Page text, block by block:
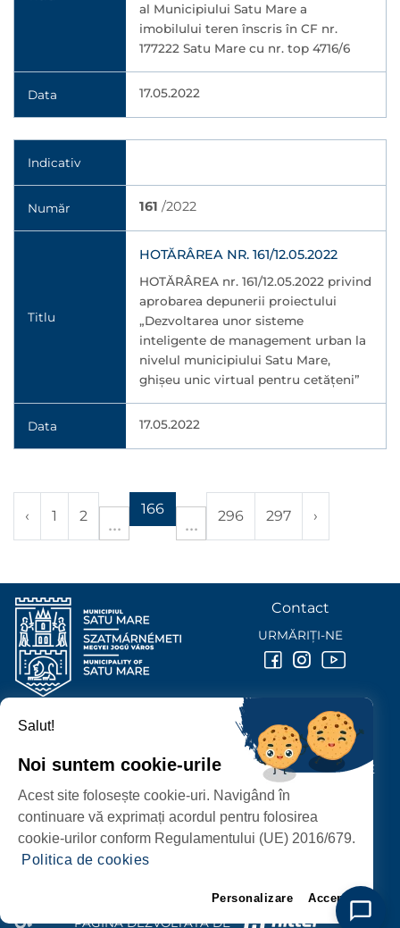
al Municipiului Satu Mare a
imobilului teren înscris în CF nr.
177222 Satu Mare cu nr. top 4716/6
Data 17.05.2022
Indicativ
Număr 161 /2022
Titlu
HOTĂRÂREA NR. 161/12.05.2022
HOTĂRÂREA nr. 161/12.05.2022 privind
aprobarea depunerii proiectului
„Dezvoltarea unor sisteme
inteligente de management urban la
nivelul municipiului Satu Mare,
ghișeu unic virtual pentru cetățeni”
Data 17.05.2022
‹ 1 2 166 296 297 ›
PROTECȚIA DATELOR PERSONALE
PAGINĂ DEZVOLTATĂ DE
PRIMĂRIA MUNICIPIULUI
P-ȚA 25 OCTOMBRIE, NR. 1 CORP M, 440026 SATU MARE
Contact
URMĂRIȚI-NE
Salut!
Noi suntem cookie-urile
Acest site folosește cookie-uri. Navigând în
continuare vă exprimați acordul pentru folosirea
cookie-urilor conform Regulamentului (UE) 2016/679.
Politica de cookies
Personalizare Accept